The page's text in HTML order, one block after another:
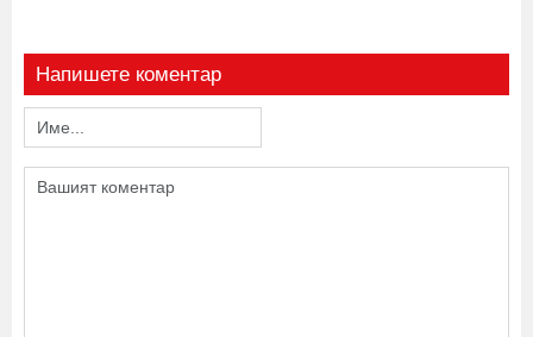
Напишете коментар